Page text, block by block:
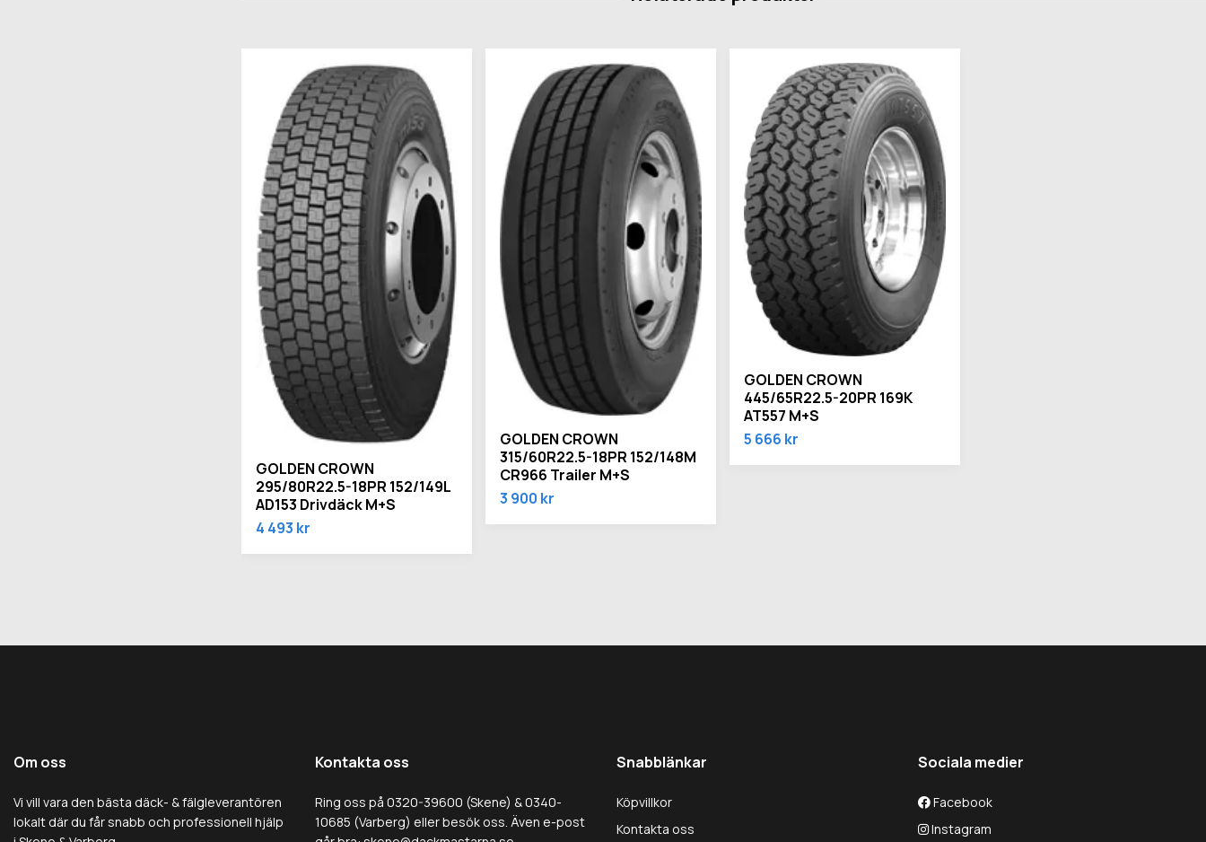
GOLDEN CROWN
295/80R22.5-18PR 152/149L
AD153 Drivdäck M+S
4 493 kr
GOLDEN CROWN
315/60R22.5-18PR 152/148M
CR966 Trailer M+S
3 900 kr
GOLDEN CROWN
445/65R22.5-20PR 169K
AT557 M+S
5 666 kr
Om oss
Vi vill vara den bästa däck- & fälgleverantören
lokalt där du får snabb och professionell hjälp
Kontakta oss
Ring oss på 0320-39600 (Skene) & 0340-
10685 (Varberg) eller besök oss. Även e-post
Snabblänkar
Köpvillkor
Kontakta oss
Sociala medier
Facebook
Instagram